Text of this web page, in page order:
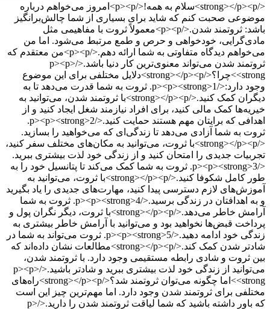
</strong></p><p>سلام به همه!</p><p>امروز می‌خواهم درباره
موضوعی صحبت کنم که شاید برای بسیاری از شما چالش‌برانگیز
باشد: ثروتمند شدن.</p><p>معمولاً ثروت با مفاهیمی مثل
مادی‌گرایی، خودخواهی و حرص و طمع مرتبط می‌شود. اما من
می‌خواهم دیدگاه متفاوتی به شما ارائه دهم.</p><p>من معتقدم که
ثروتمند شدن می‌تواند معنوی‌ترین کار دنیا باشد.</p><p>
<strong>چرا؟</strong></p><p>دلایل مختلفی برای این موضوع
وجود دارد:</p><p><strong>1. ثروت به شما قدرت می‌دهد تا به
دیگران کمک کنید.</strong></p><p>با ثروتمند شدن، می‌توانید به
خیریه‌ها کمک مالی کنید، برای افراد نیازمند شغل ایجاد کنید و از
اهدافی که برایتان مهم هستند حمایت کنید.</p><p><strong>2.
ثروت به شما آزادی می‌دهد تا زندگی‌ای که می‌خواهید را بسازید.
</strong></p><p>با ثروت، می‌توانید به مکان‌های مختلف سفر کنید،
تجربیات جدیدی را امتحان کنید و از زندگی خود لذت بیشتری ببرید.
</p><p><strong>3. ثروت به شما کمک می‌کند تا پتانسیل خود را به
طور کامل شکوفا کنید.</strong></p><p>با ثروت، می‌توانید به
آموزش‌های لازم دسترسی پیدا کنید، مهارت‌های جدیدی را یاد بگیرید
و به اهدافتان در زندگی برسید.</p><p><strong>4. ثروت به شما
آرامش خاطر می‌دهد.</strong></p><p>با ثروت، دیگر نگران پول و
پرداخت قبض‌ها نخواهید بود و می‌توانید با آرامش خاطر بیشتری به
زندگی خود ادامه دهید.</p><p><strong>5. ثروت می‌تواند به شما در
شادتر شدن کمک کند.</strong></p><p>مطالعات نشان داده‌اند که
بین ثروت و شادی رابطه مستقیمی وجود دارد. با ثروتمند شدن،
می‌توانید از زندگی خود لذت بیشتری ببرید و شادتر باشید.</p><p>
<strong>اما چگونه می‌توان ثروتمند شد؟</strong></p><p>راه‌های
مختلفی برای ثروتمند شدن وجود دارد. اما مهم‌ترین چیز این است
که باور داشته باشید که شما لیاقت ثروتمند شدن را دارید.</p>